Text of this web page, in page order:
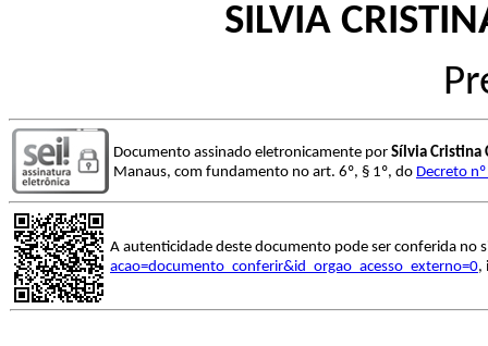
SILVIA
Documento assinado eletronicamente por Sílvia Cristina
Manaus, com fundamento no art. 6º, § 1º, do Decreto
A autenticidade deste documento pode ser conferida no
acao=documento_conferir&id_orgao_acesso_externo=0,